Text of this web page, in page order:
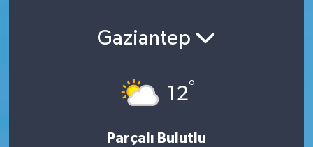
Gaziantep
12°
Parçalı Bulutlu